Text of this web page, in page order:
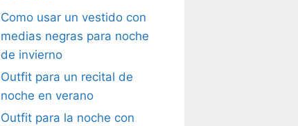
Como usar un vestido con
medias negras para noche
de invierno
Outfit para un recital de
noche en verano
Outfit para la noche con